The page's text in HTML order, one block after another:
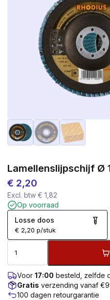
Lamellenslijpschijf Ø
€ 2,20
Excl. btw € 1,82
Op voorraad
Losse doos
€ 2,20 p/stuk
Voor 17:00 besteld, zelfde
Gratis verzending vanaf
100 dagen retourgarantie